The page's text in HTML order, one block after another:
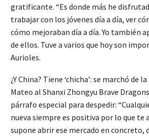
gratificante. “Es donde más he
trabajar con los jóvenes día a día, ver
cómo mejoraban día a día. Yo también
de ellos. Tuve a varios que hoy son
Aurioles.
¿Y China? Tiene ‘chicha’: se marchó de
Mateo al Shanxi Zhongyu Brave
párrafo especial para despedir:
nueva siempre es positiva por lo que te
supone abrir ese mercado en concreto,